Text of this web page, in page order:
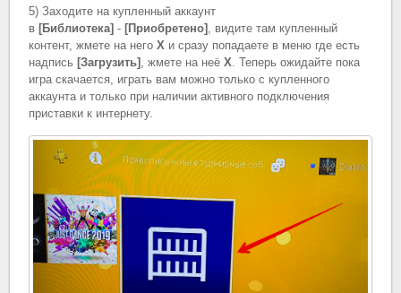
5) Заходите на купленный аккаунт
в[Библиотека] -[Приобретено] , видите там купленный
контент, жмете на негоX и сразу попадаете в меню где есть
надпись[Загрузить] , жмете на неёX . Теперь ожидайте пока
игра скачается, играть вам можно только с купленного
аккаунта и только при наличии активного подключения
приставки к интернету.